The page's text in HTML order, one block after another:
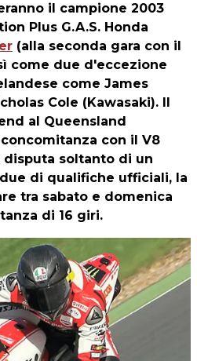
il campione 2003
Plus G.A.S. Honda
(alla seconda gara con il
come due d'eccezione
come James
Cole (Kawasaki). Il
al Queensland
con il V8
disputa soltanto di un
di qualifiche ufficiali, la
tra sabato e domenica
di 16 giri.